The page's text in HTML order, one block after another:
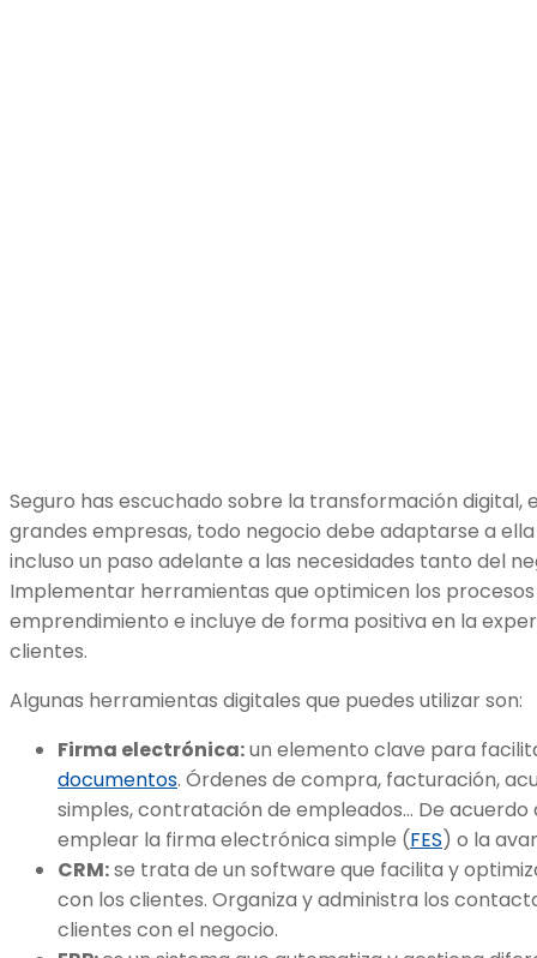
Seguro has escuchado sobre la transformación digital,
grandes empresas, todo negocio debe adaptarse a
incluso un paso adelante a las necesidades tanto del
Implementar herramientas que optimicen los
emprendimiento e incluye de forma positiva en la
clientes.
Algunas herramientas digitales que puedes utilizar son:
Firma electrónica:un elemento clave para
documentos. Órdenes de compra, facturación,
simples, contratación de empleados… De
emplear la firma electrónica simple (FES) o la
CRM:se trata de un software que facilita y
con los clientes. Organiza y administra los
clientes con el negocio.